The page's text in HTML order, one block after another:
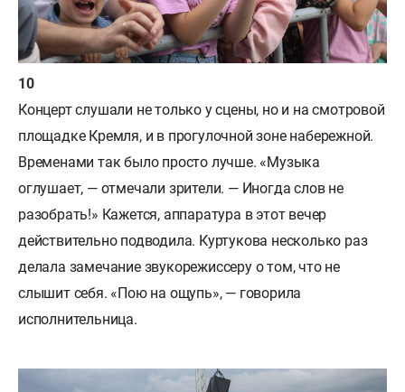
Концерт слушали не только у сцены, но и на смотровой
площадке Кремля, и в прогулочной зоне набережной.
Временами так было просто лучше. «Музыка
оглушает, — отмечали зрители. — Иногда слов не
разобрать!» Кажется, аппаратура в этот вечер
действительно подводила. Куртукова несколько раз
делала замечание звукорежиссеру о том, что не
слышит себя. «Пою на ощупь», — говорила
исполнительница.